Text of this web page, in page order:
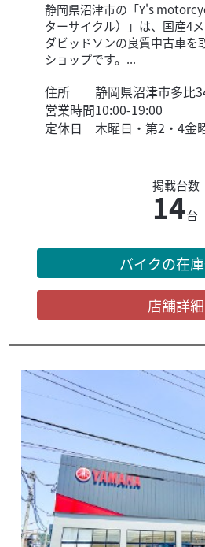
静岡県沼津市の「Y's
ターサイクル）」は、国産4
ダビッドソンの良質中古車を
ショップです。...
住所
静岡県沼津市多比
営業時間10:00-19:00
定休日
木曜日・第2・4金
掲載台数
14台
バイクの在
店舗詳細